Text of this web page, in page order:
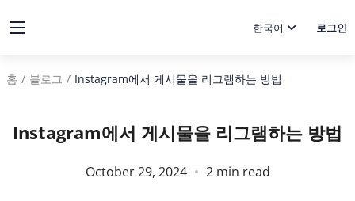
한국어 로그인
홈 / 블로그 / Instagram에서 게시물을 리그램하는 방법
Instagram에서 게시물을 리그램하는 방법
October 29, 2024 2min read